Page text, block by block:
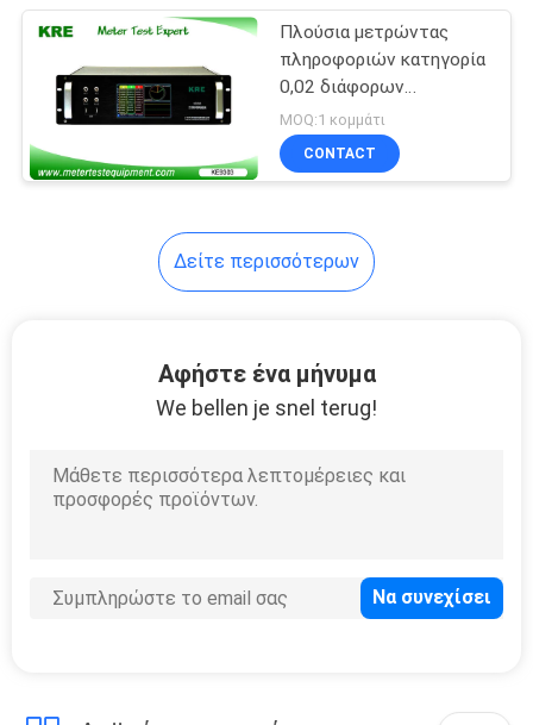
πηγή υψηλής
δύναμης
Πρότυπο μετρητή
τυποποιημένος
Πλούσια μετρώντας
πληροφοριών κατηγορία
0,02 διάφορων
διεπαφών μετρητών
αναφοράς τυποποιημένη
τριφασική
MOQ:1 κομμάτι
CONTACT
Δείτε περισσότερων
Αφήστε ένα μήνυμα
We bellen je snel terug!